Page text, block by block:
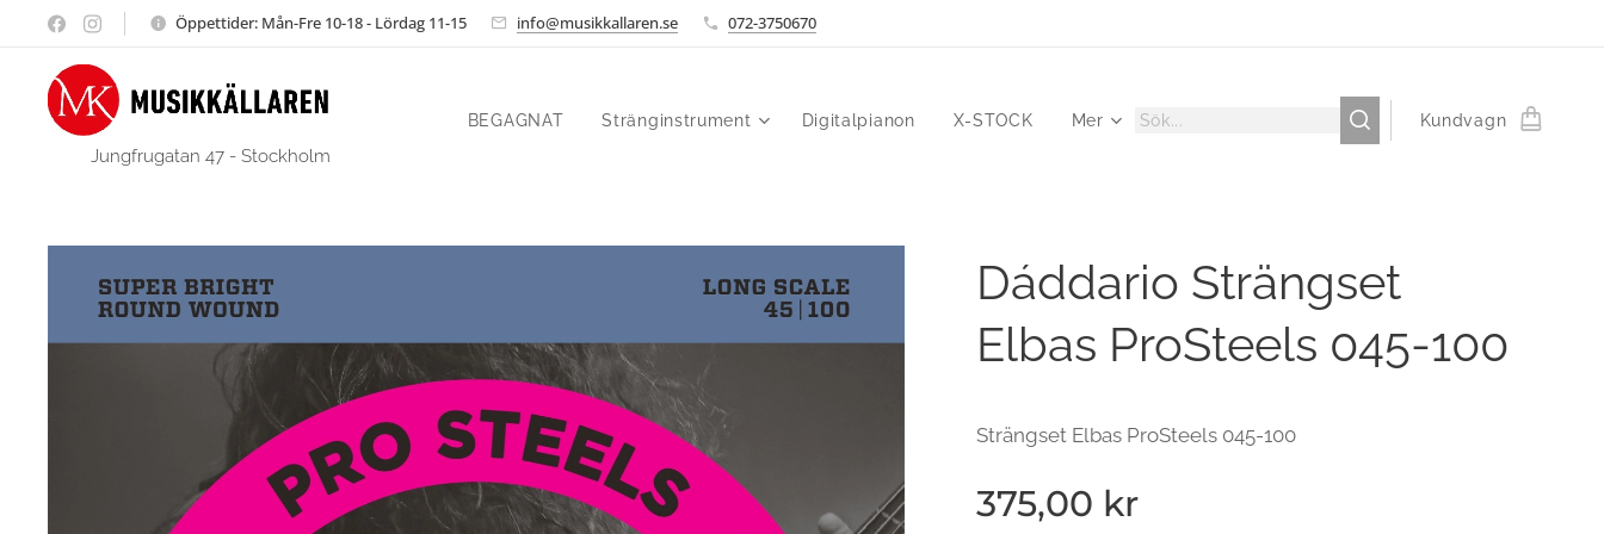
Öppettider: Mån-Fre 10-18 - Lördag 11-15 info@musikkallaren.se 072-3750670
Jungfrugatan 47 - Stockholm
BEGAGNAT Stränginstrument Digitalpianon X-STOCK Mer Kundvagn
Dáddario Strängset
Elbas ProSteels 045-100
Strängset Elbas ProSteels 045-100
375,00 kr